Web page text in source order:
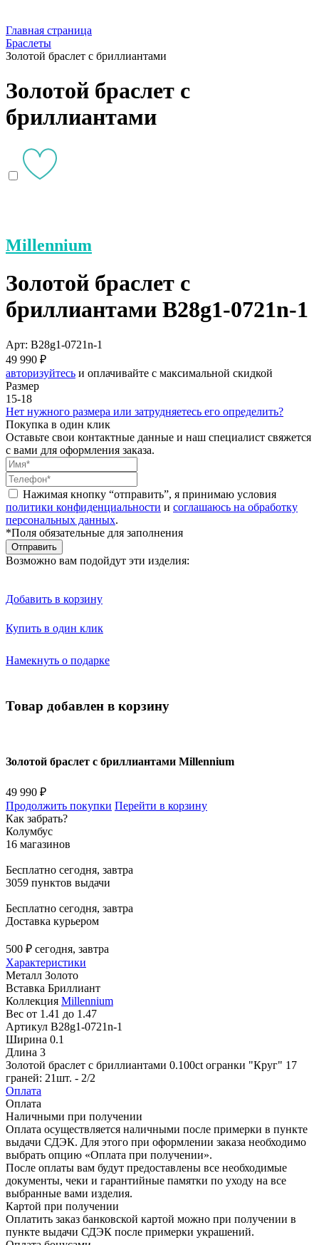
Главная страница
Браслеты
Золотой браслет с бриллиантами
Золотой браслет с
бриллиантами
Millennium
Золотой браслет с
бриллиантами B28g1-0721n-1
Арт: B28g1-0721n-1
49 990 ₽
авторизуйтесь и оплачивайте с максимальной скидкой
Размер
15-18
Нет нужного размера или затрудняетесь его определить?
Покупка в один клик
Оставьте свои контактные данные и наш специалист свяжется
с вами для оформления заказа.
Нажимая кнопку “отправить”, я принимаю условия
политики конфиденциальности и соглашаюсь на обработку
персональных данных.
*Поля обязательные для заполнения
Отправить
Возможно вам подойдут эти изделия:
Добавить в корзину
Купить в один клик
Намекнуть о подарке
Товар добавлен в корзину
Золотой браслет с бриллиантами Millennium
49 990 ₽
Продолжить покупки Перейти в корзину
Как забрать?
Колумбус
16 магазинов
Бесплатно сегодня, завтра
3059 пунктов выдачи
Бесплатно сегодня, завтра
Доставка курьером
500 ₽ сегодня, завтра
Характеристики
Металл Золото
Вставка Бриллиант
Коллекция Millennium
Вес от 1.41 до 1.47
Артикул B28g1-0721n-1
Ширина 0.1
Длина 3
Золотой браслет с бриллиантами 0.100ct огранки "Круг" 17
граней: 21шт. - 2/2
Оплата
Оплата
Наличными при получении
Оплата осуществляется наличными после примерки в пункте
выдачи СДЭК. Для этого при оформлении заказа необходимо
выбрать опцию «Оплата при получении».
После оплаты вам будут предоставлены все необходимые
документы, чеки и гарантийные памятки по уходу на все
выбранные вами изделия.
Картой при получении
Оплатить заказ банковской картой можно при получении в
пункте выдачи СДЭК после примерки украшений.